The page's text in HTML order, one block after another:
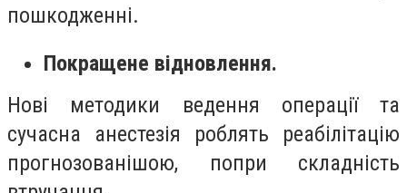
пошкодженні.
Покращене відновлення.
Нові методики ведення операції та
сучасна анестезія роблять реабілітацію
прогнозованішою, попри складність